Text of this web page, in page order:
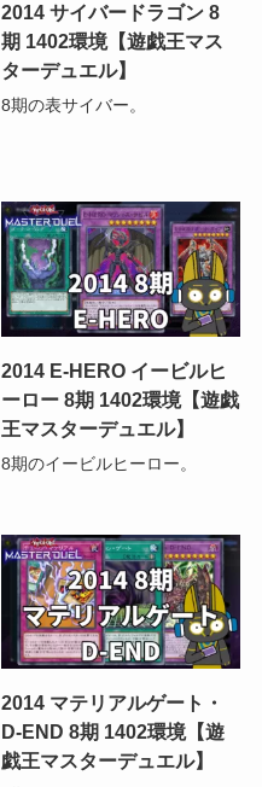
2014 サイバードラゴン 8
期 1402環境【遊戯王マス
ターデュエル】
8期の表サイバー。
2014 E-HERO イービルヒ
ーロー 8期 1402環境【遊戯
王マスターデュエル】
8期のイービルヒーロー。
2014 マテリアルゲート・
D-END 8期 1402環境【遊
戯王マスターデュエル】